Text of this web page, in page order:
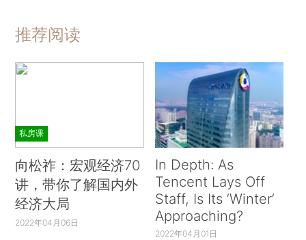
推荐阅读
私房课
向松祚：宏观经济70
讲，带你了解国内外
经济大局
2022年04月06日
In Depth: As
Tencent Lays Off
Staff, Is Its ‘Winter’
Approaching?
2022年04月01日